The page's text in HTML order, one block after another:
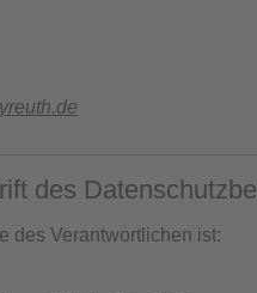
des
des Verantwortlichen ist: